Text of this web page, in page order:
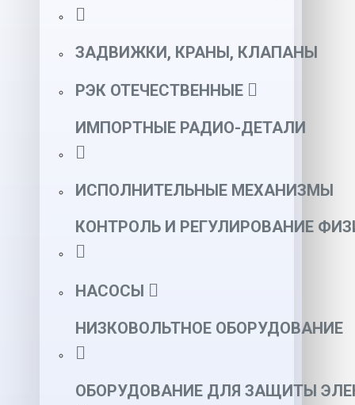
ЗАДВИЖКИ, КРАНЫ, КЛАПАНЫ
РЭК ОТЕЧЕСТВЕННЫЕ
ИМПОРТНЫЕ РАДИО-ДЕТАЛИ
ИСПОЛНИТЕЛЬНЫЕ МЕХАНИЗМЫ
КОНТРОЛЬ И РЕГУЛИРОВАНИЕ
НАСОСЫ
НИЗКОВОЛЬТНОЕ ОБОРУДОВАНИЕ
ОБОРУДОВАНИЕ ДЛЯ ЗАЩИТЫ